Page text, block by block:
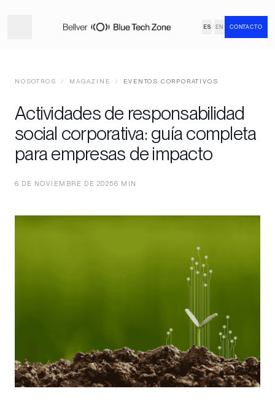
ES / EN CONTACTO
NOSOTROS / MAGAZINE / EVENTOS CORPORATIVOS
Actividades de responsabilidad
social corporativa: guía completa
para empresas de impacto
6 DE NOVIEMBRE DE 20256 MIN